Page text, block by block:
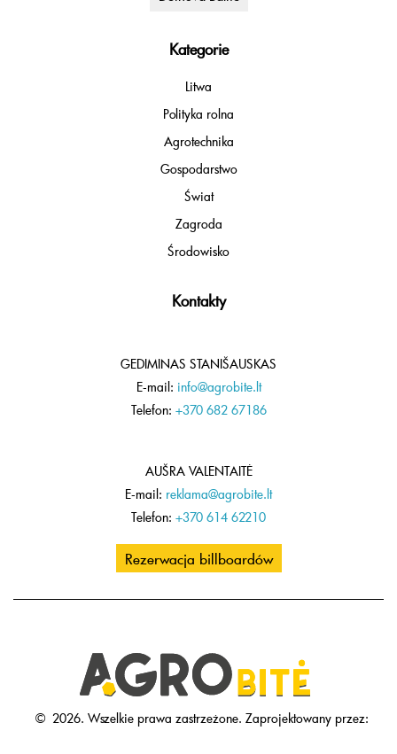
Kategorie
Litwa
Polityka rolna
Agrotechnika
Gospodarstwo
Świat
Zagroda
Środowisko
Kontakty
GEDIMINAS STANIŠAUSKAS
E-mail: info@agrobite.lt
Telefon: +370 682 67186
AUŠRA VALENTAITĖ
E-mail: reklama@agrobite.lt
Telefon: +370 614 62210
Rezerwacja billboardów
© 2026. Wszelkie prawa zastrzeżone. Zaprojektowany przez: